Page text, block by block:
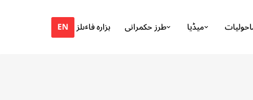
میڈیا طرز حکمرانی ہزارہ فاٸلز EN